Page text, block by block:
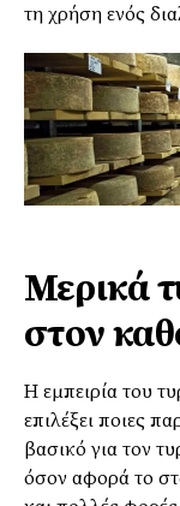
τη χρήση ενός
Μερικά
στον
Η εμπειρία του
επιλέξει ποιες
βασικό για τον
όσον αφορά το